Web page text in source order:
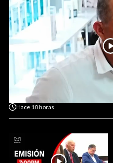
Hace 10 horas